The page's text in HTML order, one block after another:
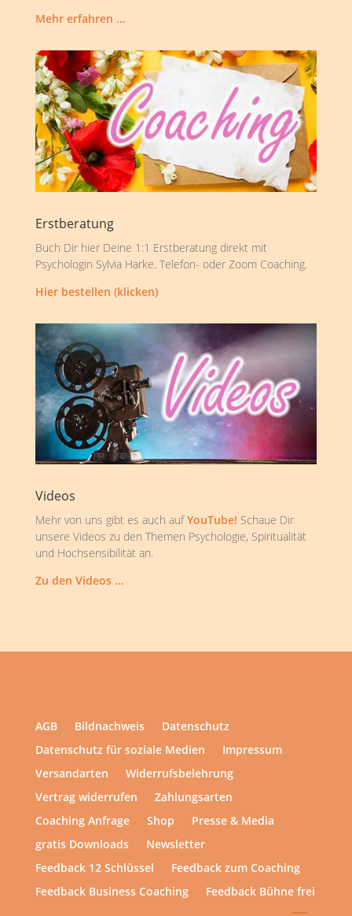
Mehr erfahren …
Erstberatung
Buch Dir hier Deine 1:1 Erstberatung direkt mit
Psychologin Sylvia Harke. Telefon- oder Zoom Coaching.
Hier bestellen (klicken)
Videos
Mehr von uns gibt es auch aufYouTube! Schaue Dir
unsere Videos zu den Themen Psychologie, Spiritualität
und Hochsensibilität an.
Zu den Videos …
AGB Bildnachweis
Datenschutz
Datenschutz für soziale Medien
Impressum
Versandarten
Widerrufsbelehrung
Vertrag widerrufen
Zahlungsarten
Coaching Anfrage
Shop
Presse & Media
gratis Downloads
Newsletter
Feedback 12 Schlüssel
Feedback zum Coaching
Feedback Business Coaching
Feedback Bühne frei